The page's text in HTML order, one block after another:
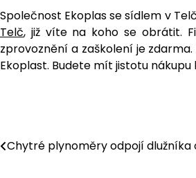
Společnost Ekoplas se sídlem v
Telč, již víte na koho se obrátit.
zprovoznění a zaškolení je zdarma.
Ekoplast. Budete mít jistotu
Navigace
Chytré plynoměry odpojí dlužníka